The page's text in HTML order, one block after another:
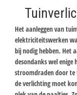
Het aanleggen van
elektriciteitswerken
bij nodig hebben. Het
desondanks wel enige
stroomdraden door te
de verlichting moet